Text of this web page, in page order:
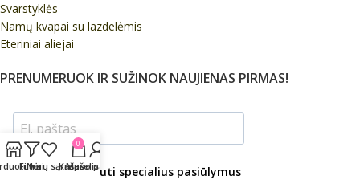
Svarstyklės
Namų kvapai su lazdelėmis
Eteriniai aliejai
PRENUMERUOK IR SUŽINOK NAUJIENAS PIRMAS!
Sutinku, gauti specialius pasiūlymus
Filtrai
Norų sąrašas
0
Krepšelis
Mano paskyra